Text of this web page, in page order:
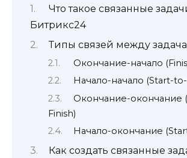
Что такое связанные
Битрикс24
Типы связей между
Окончание-начало
Начало-начало (Start-
Окончание-окончание
Finish)
Начало-окончание
Как создать связанные